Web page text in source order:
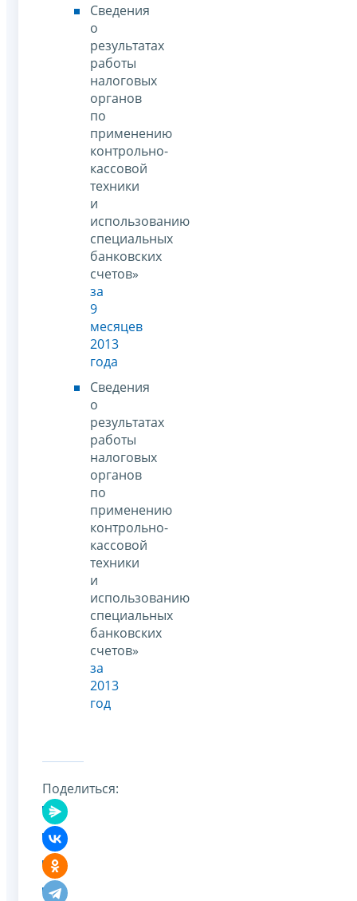
Сведения
о
результатах
работы
налоговых
органов
по
применению
контрольно-
кассовой
техники
и
использованию
специальных
банковских
счетов»
за
9
месяцев
2013
года
Сведения
о
результатах
работы
налоговых
органов
по
применению
контрольно-
кассовой
техники
и
использованию
специальных
банковских
счетов»
за
2013
год
Поделиться: